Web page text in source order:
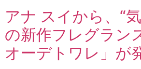
アナ スイから、“
の新作フレグラン
オーデトワレ」が